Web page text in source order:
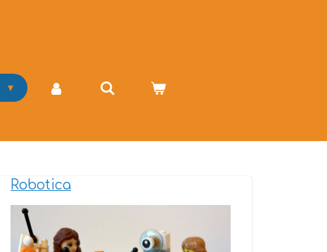
Robotica